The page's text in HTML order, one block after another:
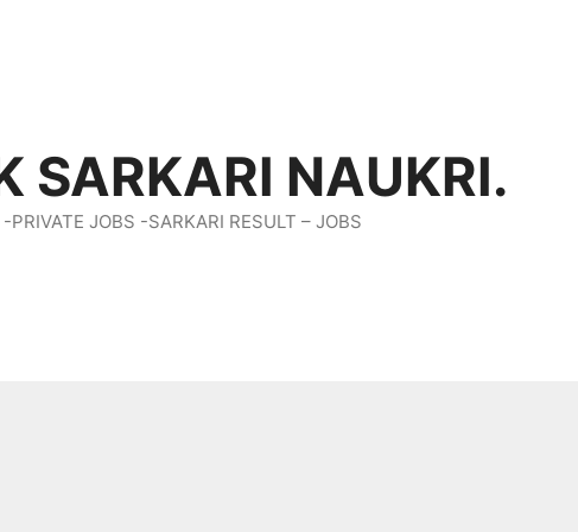
SARKARI NAUKRI.
PRIVATE JOBS -SARKARI RESULT – JOBS